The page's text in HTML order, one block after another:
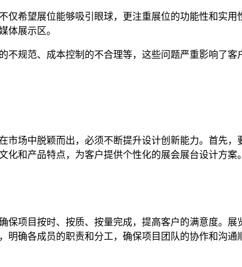
仅希望展位能够吸引眼球，更注重展位的功能性和实
体展示区。
规范、成本控制的不合理等，这些问题严重影响了客
市场中脱颖而出，必须不断提升设计创新能力。首先
和产品特点，为客户提供个性化的展会展台设计方
项目按时、按质、按量完成，提高客户的满意度。
确各成员的职责和分工，确保项目团队的协作和沟